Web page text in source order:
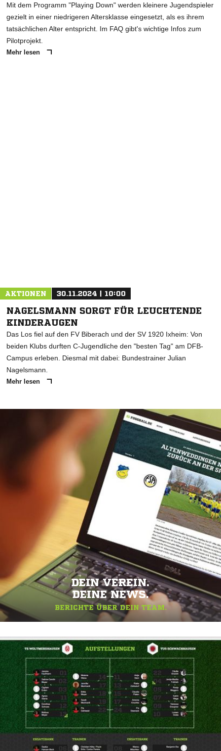
Mit dem Programm "Playing Down" werden kleinere Jugendspieler
gezielt in einer niedrigeren Altersklasse eingesetzt, als es ihrem
tatsächlichen Alter entspricht. Im FAQ gibt's wichtige Infos zum
Pilotprojekt.
Mehr lesen
AKTIONEN 30.11.2024 | 10:00
NAGELSMANN SORGT FÜR LEUCHTENDE
KINDERAUGEN
Das Los fiel auf den FV Biberach und der SV 1920 Ixheim: Von
beiden Klubs durften C-Jugendliche den "besten Tag" am DFB-
Campus erleben. Diesmal mit dabei: Bundestrainer Julian
Nagelsmann.
Mehr lesen
DEIN VEREIN.
DEINE NEWS.
BERICHTE ÜBER DEIN TEAM.